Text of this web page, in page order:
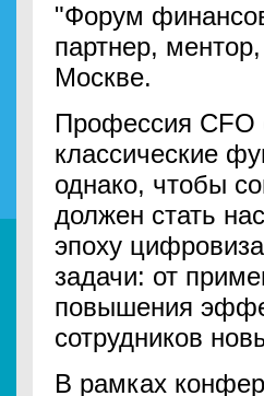
"Форум
партнер,
Москве.
Профессия CFO
классические
однако, чтобы
должен стать
эпоху
задачи: от
повышения
сотрудников
В рамках